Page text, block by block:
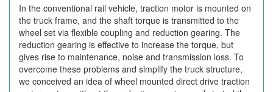
In the conventional rail vehicle, traction motor is mounted on
the truck frame, and the shaft torque is transmitted to the
wheel set via flexible coupling and reduction gearing. The
reduction gearing is effective to increase the torque, but
gives rise to maintenance, noise and transmission loss. To
overcome these problems and simplify the truck structure,
we conceived an idea of wheel mounted direct drive traction